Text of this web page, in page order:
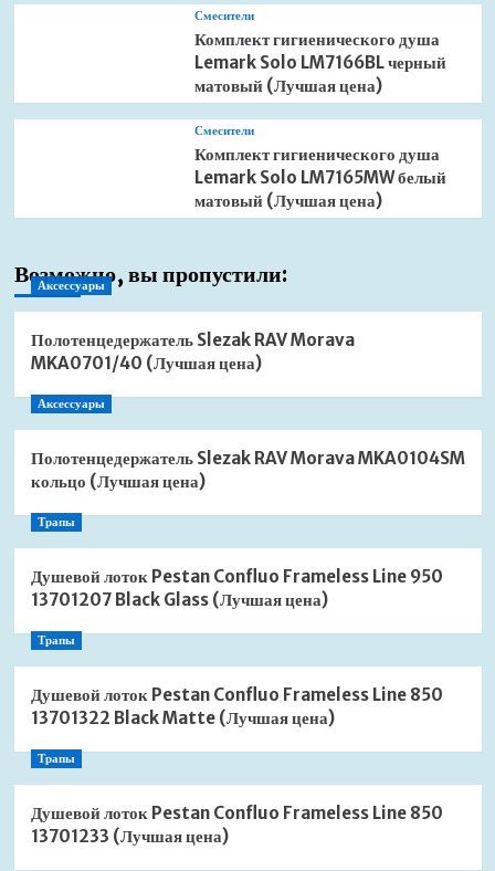
Смесители
Комплект гигиенического душа
Lemark Solo LM7166BL черный
матовый (Лучшая цена)
Смесители
Комплект гигиенического душа
Lemark Solo LM7165MW белый
матовый (Лучшая цена)
Возможно, вы пропустили:
Аксессуары
Полотенцедержатель Slezak RAV Morava
MKA0701/40 (Лучшая цена)
Аксессуары
Полотенцедержатель Slezak RAV Morava MKA0104SM
кольцо (Лучшая цена)
Трапы
Душевой лоток Pestan Confluo Frameless Line 950
13701207 Black Glass (Лучшая цена)
Трапы
Душевой лоток Pestan Confluo Frameless Line 850
13701322 Black Matte (Лучшая цена)
Трапы
Душевой лоток Pestan Confluo Frameless Line 850
13701233 (Лучшая цена)